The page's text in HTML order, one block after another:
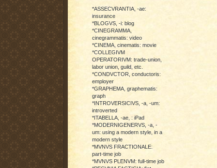
*ASSECVRANTIA, -ae:
insurance
*BLOGVS, -i: blog
*CINEGRAMMA,
cinegrammatis: video
*CINEMA, cinematis: movie
*COLLEGIVM
OPERATORIVM: trade-union,
labor union, guild, etc.
*CONDVCTOR, conductoris:
employer
*GRAPHEMA, graphematis:
graph
*INTROVERSICIVS, -a, -um:
introverted
*ITABELLA, -ae, : iPad
*MODERNIGENERVS, -a, -
um: using a modern style, in a
modern style
*MVNVS FRACTIONALE:
part-time job
*MVNVS PLENVM: full-time job